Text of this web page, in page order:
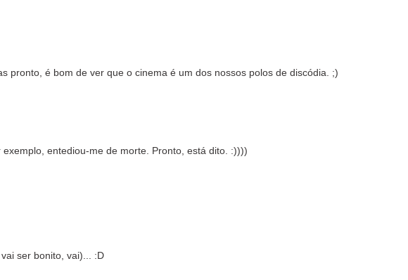
pronto, é bom de ver que o cinema é um dos nossos polos de discódia. ;)
entediou-me de morte. Pronto, está dito. :))))
ser bonito, vai)... :D